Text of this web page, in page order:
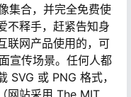
集合，并完全免费使
不释手，赶紧告知身
联网产品使用的，可
宣传场景。任何人都
SVG 或 PNG 格式，
网站采用 The MIT